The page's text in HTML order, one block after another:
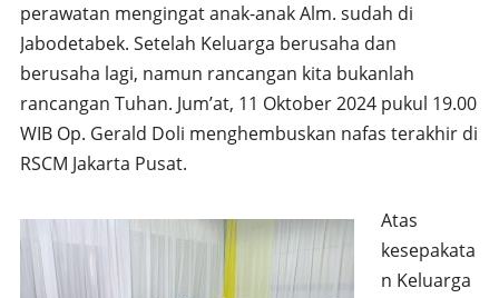
perawatan mengingat anak-anak Alm. sudah di
Jabodetabek. Setelah Keluarga berusaha dan
berusaha lagi, namun rancangan kita bukanlah
rancangan Tuhan. Jum’at, 11 Oktober 2024 pukul 19.00
WIB Op. Gerald Doli menghembuskan nafas terakhir di
RSCM Jakarta Pusat.
Atas
kesepakata
n Keluarga